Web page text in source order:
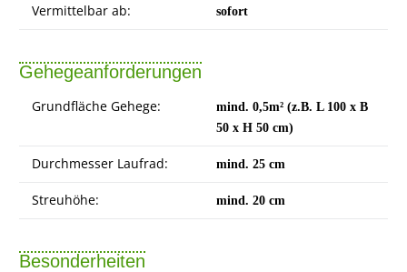
Vermittelbar ab: sofort
Gehegeanforderungen
Grundfläche Gehege:
mind. 0,5m² (z.B. L 100 x B
50 x H 50 cm)
Durchmesser Laufrad: mind. 25 cm
Streuhöhe: mind. 20 cm
Besonderheiten